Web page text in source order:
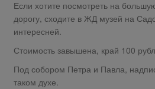
Если хотите посмотреть на
дорогу, сходите в ЖД музей на
интересней.
Стоимость завышена, край 100
Под собором Петра и Павла,
таком духе.